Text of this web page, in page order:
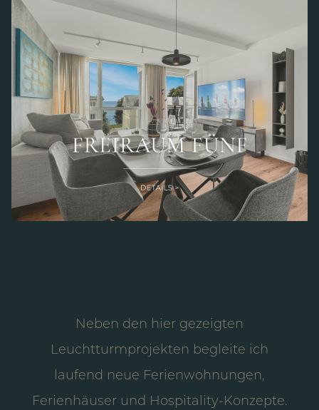
Neben den hier gezeigten
Leuchtturmprojekten begleite ich
laufend neue Ferienwohnungen,
Ferienhäuser und Hospitality-Konzepte.